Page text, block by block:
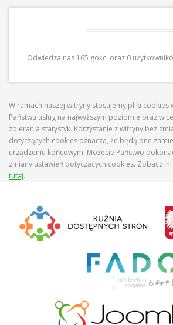
Odwiedza nas 165 gości oraz 0
W ramach naszej witryny stosujemy pliki cookies
Państwu usług na najwyższym poziomie oraz w
zbierania statystyk. Korzystanie z witryny bez
dotyczących cookies oznacza, że będą one
urządzeniu końcowym. Możecie Państwo
zmiany ustawień dotyczących cookies. Zobacz
tutaj.